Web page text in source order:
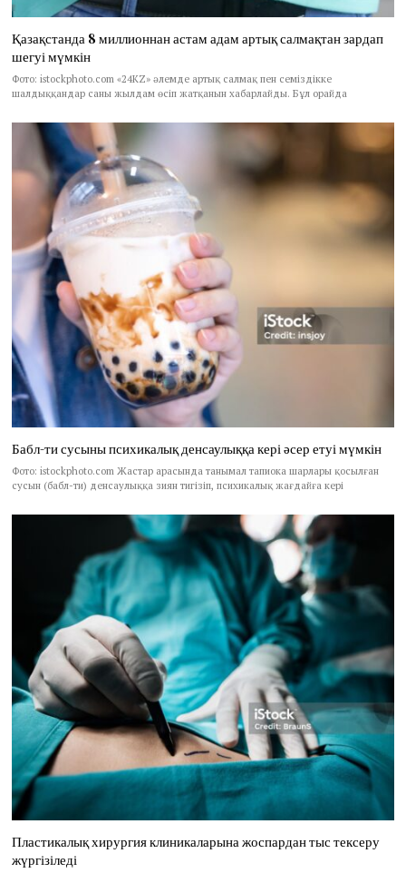
Қазақстанда 8 миллионнан астам адам артық салмақтан зардап
шегуі мүмкін
Фото: istockphoto.com «24KZ» әлемде артық салмақ пен семіздікке
шалдыққандар саны жылдам өсіп жатқанын хабарлайды. Бұл орайда
Бабл-ти сусыны психикалық денсаулыққа кері әсер етуі мүмкін
Фото: istockphoto.com Жастар арасында танымал тапиока шарлары қосылған
сусын (бабл-ти) денсаулыққа зиян тигізіп, психикалық жағдайға кері
Пластикалық хирургия клиникаларына жоспардан тыс тексеру
жүргізіледі